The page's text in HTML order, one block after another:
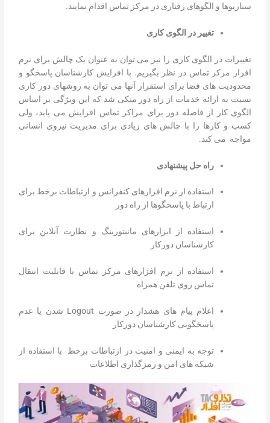
سناریوها و الگوهای رفتاری در مرکز تماس اقدام نمایند.
تغییر در الگوی کاری
تغییرات در الگوی کاری را نیز می توان به عنوان یک چالش برای نرم
افزار مرکز تماس در نظر بگیریم. با افزایش کارشناسان پاسخگو و
محدودیت های فضا برای استقرار آنها می توان به روشهای دور کاری
نسبت به ارائه خدمات از راه دور متکی شد که این ویژگی بر اساس
الگوی کار از فاصله دور برای مراکز تماس افزایش می یابد، ولی
کسب و کارها را با چالش های زیادی برای مدیریت نیروی انسانی
مواجه می کند.
راه حل پیشنهادی
استفاده از نرم افزارهای کنفرانس و ارتباطات برخط برای
ارتباط با پاسخگوها از راه دور
استفاده از ابزارهای مانیتورینگ و نظارت آنلاین برای
کارشناسان دورکار
استفاده از نرم افزارهای مرکز تماس با قابلیت انتقال
تماس روی تلفن همراه
اعلام پیام های هشدار در صورت Logout شدن یا عدم
پاسخگویی کارشناسان دورکار
توجه به ایمنی و امنیت در ارتباطات برخط با استفاده از
شبکه های امن و رمزگذاری اطلاعات